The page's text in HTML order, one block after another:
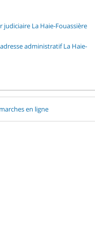
judiciaire La Haie-Fouassière
administratif La Haie-
en ligne